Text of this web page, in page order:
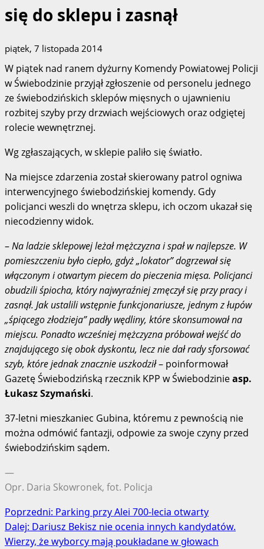
się do sklepu i zasnął
piątek, 7 listopada 2014
W piątek nad ranem dyżurny Komendy Powiatowej Policji
w Świebodzinie przyjął zgłoszenie od personelu jednego
ze świebodzińskich sklepów mięsnych o ujawnieniu
rozbitej szyby przy drzwiach wejściowych oraz odgiętej
rolecie wewnętrznej.
Wg zgłaszających, w sklepie paliło się światło.
Na miejsce zdarzenia został skierowany patrol ogniwa
interwencyjnego świebodzińskiej komendy. Gdy
policjanci weszli do wnętrza sklepu, ich oczom ukazał się
niecodzienny widok.
–Na ladzie sklepowej leżał mężczyzna i spał w najlepsze. W
pomieszczeniu było ciepło, gdyż „lokator” dogrzewał się
włączonym i otwartym piecem do pieczenia mięsa. Policjanci
obudzili śpiocha, który najwyraźniej zmęczył się przy pracy i
zasnął. Jak ustalili wstępnie funkcjonariusze, jednym z łupów
„śpiącego złodzieja” padły wędliny, które skonsumował na
miejscu. Ponadto wcześniej mężczyzna próbował wejść do
znajdującego się obok dyskontu, lecz nie dał rady sforsować
szyb, które jednak znacznie uszkodził– poinformował
Gazetę Świebodzińską rzecznik KPP w Świebodzinieasp.
Łukasz Szymański.
37-letni mieszkaniec Gubina, któremu z pewnością nie
można odmówić fantazji, odpowie za swoje czyny przed
świebodzińskim sądem.
—
Opr. Daria Skowronek, fot. Policja
Zobacz
wpisy
Poprzedni: Parking przy Alei 700-lecia otwarty
Dalej: Dariusz Bekisz nie ocenia innych kandydatów.
Wierzy, że wyborcy mają poukładane w głowach